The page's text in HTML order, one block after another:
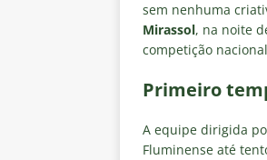
[ 6
sem nenhuma
Mirassol, na noite
competição
Primeiro
A equipe dirigida
Fluminense até